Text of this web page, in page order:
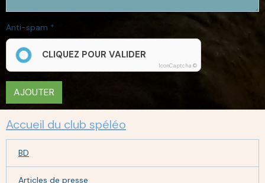
Anti-spam
CLIQUEZ POUR VALIDER
IconCaptcha ©
AJOUTER
Accueil du club spéléo
BD
Articles de presse